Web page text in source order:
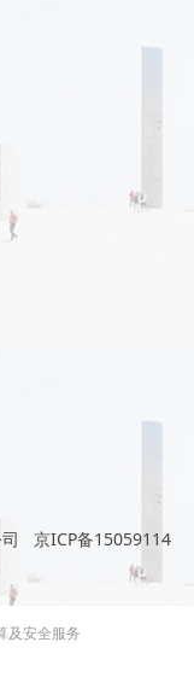
京ICP备15059114
及安全服务